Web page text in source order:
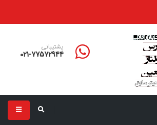
پشتیبانی
021-77572944